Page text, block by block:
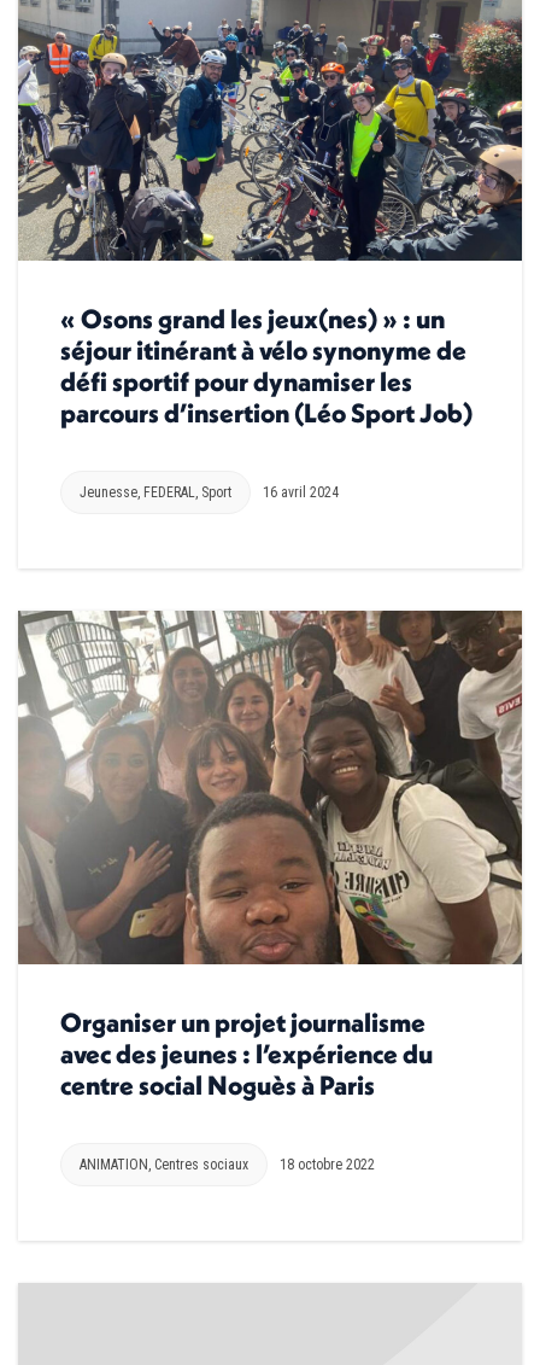
« Osons grand les jeux(nes) » : un
séjour itinérant à vélo synonyme de
défi sportif pour dynamiser les
parcours d’insertion (Léo Sport Job)
Jeunesse, FEDERAL, Sport 16 avril 2024
Organiser un projet journalisme
avec des jeunes : l’expérience du
centre social Noguès à Paris
ANIMATION , Centres sociaux 18 octobre 2022